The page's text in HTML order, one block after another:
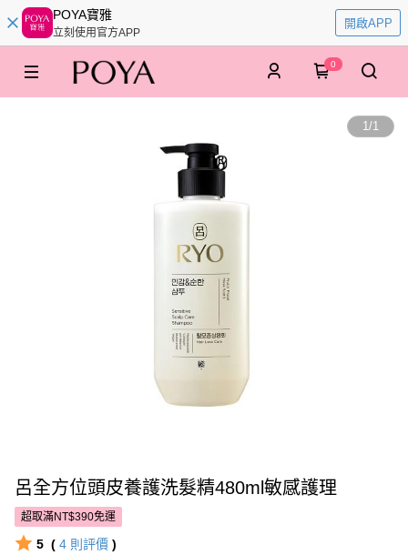
POYA寶雅
立刻使用官方APP
開啟APP
0
1/1
呂全方位頭皮養護洗髮精480ml敏感護理
超取滿NT$390免運
5 ( 4 則評價 )